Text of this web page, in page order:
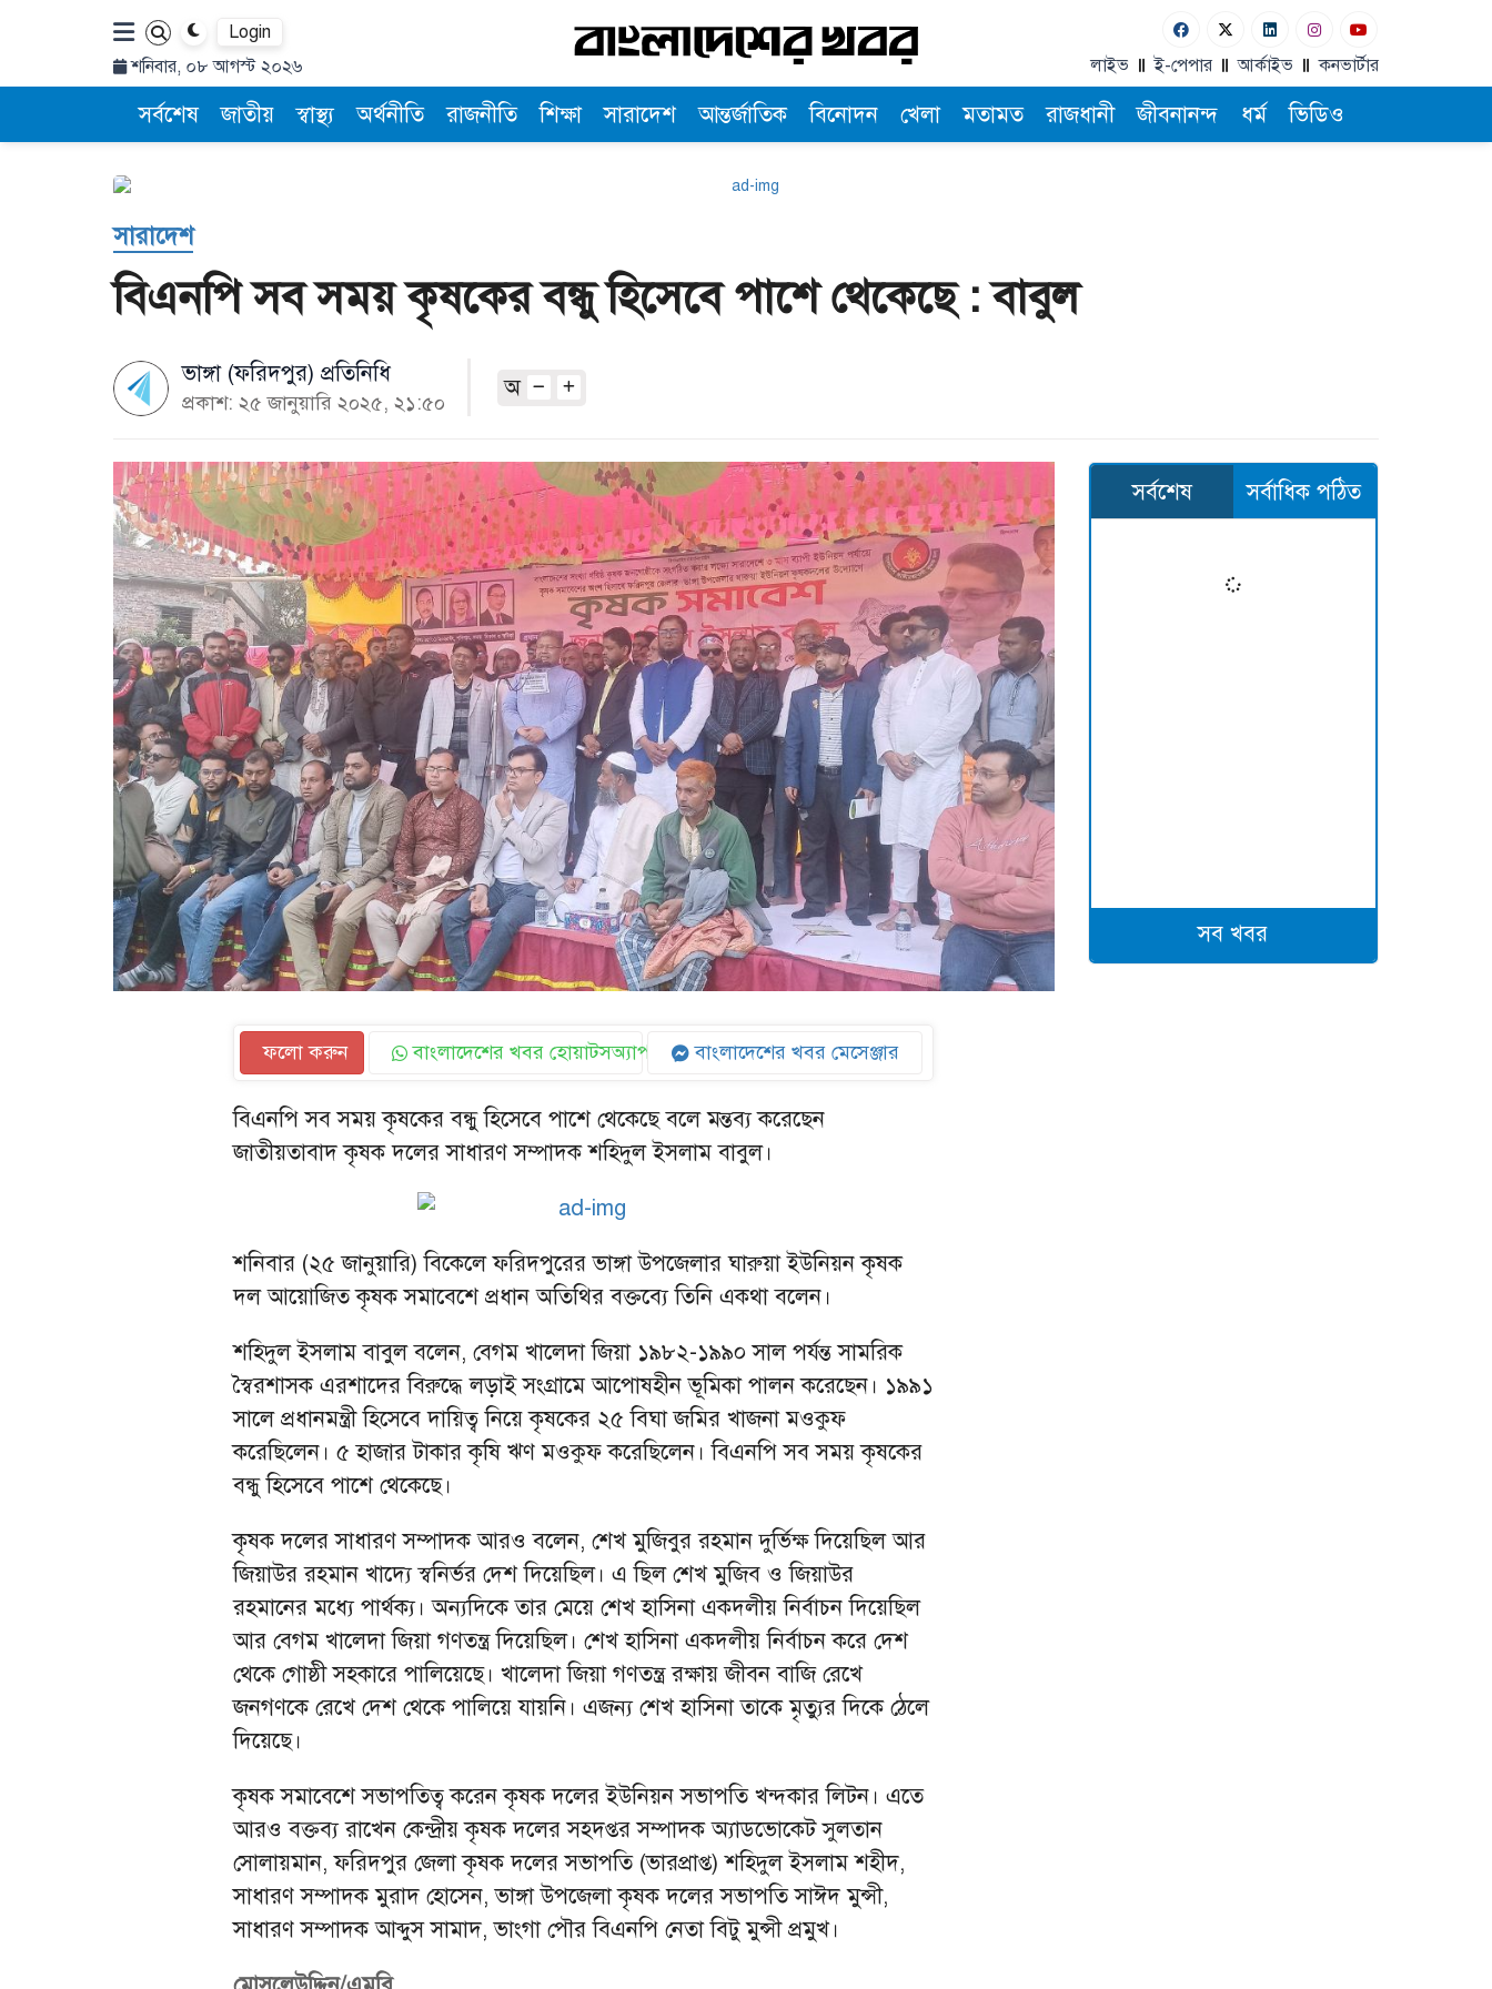
Login
শনিবার, ০৮ আগস্ট ২০২৬
লাইভ ই-পেপার আর্কাইভ কনভার্টার
সর্বশেষ জাতীয় স্বাস্থ্য অর্থনীতি রাজনীতি শিক্ষা সারাদেশ আন্তর্জাতিক বিনোদন খেলা মতামত রাজধানী জীবনানন্দ ধর্ম ভিডিও
সারাদেশ
বিএনপি সব সময় কৃষকের বন্ধু হিসেবে পাশে থেকেছে : বাবুল
ভাঙ্গা (ফরিদপুর) প্রতিনিধি
প্রকাশ: ২৫ জানুয়ারি ২০২৫, ২১:৫০
অ
ফলো করুন বাংলাদেশের খবর হোয়াটসঅ্যাপ বাংলাদেশের খবর মেসেঞ্জার
বিএনপি সব সময় কৃষকের বন্ধু হিসেবে পাশে থেকেছে বলে মন্তব্য করেছেন
জাতীয়তাবাদ কৃষক দলের সাধারণ সম্পাদক শহিদুল ইসলাম বাবুল।
শনিবার (২৫ জানুয়ারি) বিকেলে ফরিদপুরের ভাঙ্গা উপজেলার ঘারুয়া ইউনিয়ন কৃষক
দল আয়োজিত কৃষক সমাবেশে প্রধান অতিথির বক্তব্যে তিনি একথা বলেন।
শহিদুল ইসলাম বাবুল বলেন, বেগম খালেদা জিয়া ১৯৮২-১৯৯০ সাল পর্যন্ত সামরিক
স্বৈরশাসক এরশাদের বিরুদ্ধে লড়াই সংগ্রামে আপোষহীন ভূমিকা পালন করেছেন। ১৯৯১
সালে প্রধানমন্ত্রী হিসেবে দায়িত্ব নিয়ে কৃষকের ২৫ বিঘা জমির খাজনা মওকুফ
করেছিলেন। ৫ হাজার টাকার কৃষি ঋণ মওকুফ করেছিলেন। বিএনপি সব সময় কৃষকের
বন্ধু হিসেবে পাশে থেকেছে।
কৃষক দলের সাধারণ সম্পাদক আরও বলেন, শেখ মুজিবুর রহমান দুর্ভিক্ষ দিয়েছিল আর
জিয়াউর রহমান খাদ্যে স্বনির্ভর দেশ দিয়েছিল। এ ছিল শেখ মুজিব ও জিয়াউর
রহমানের মধ্যে পার্থক্য। অন্যদিকে তার মেয়ে শেখ হাসিনা একদলীয় নির্বাচন দিয়েছিল
আর বেগম খালেদা জিয়া গণতন্ত্র দিয়েছিল। শেখ হাসিনা একদলীয় নির্বাচন করে দেশ
থেকে গোষ্ঠী সহকারে পালিয়েছে। খালেদা জিয়া গণতন্ত্র রক্ষায় জীবন বাজি রেখে
জনগণকে রেখে দেশ থেকে পালিয়ে যায়নি। এজন্য শেখ হাসিনা তাকে মৃত্যুর দিকে ঠেলে
দিয়েছে।
কৃষক সমাবেশে সভাপতিত্ব করেন কৃষক দলের ইউনিয়ন সভাপতি খন্দকার লিটন। এতে
আরও বক্তব্য রাখেন কেন্দ্রীয় কৃষক দলের সহদপ্তর সম্পাদক অ্যাডভোকেট সুলতান
সোলায়মান, ফরিদপুর জেলা কৃষক দলের সভাপতি (ভারপ্রাপ্ত) শহিদুল ইসলাম শহীদ,
সাধারণ সম্পাদক মুরাদ হোসেন, ভাঙ্গা উপজেলা কৃষক দলের সভাপতি সাঈদ মুন্সী,
সাধারণ সম্পাদক আব্দুস সামাদ, ভাংগা পৌর বিএনপি নেতা বিটু মুন্সী প্রমুখ।
সর্বশেষ সর্বাধিক পঠিত
সব খবর